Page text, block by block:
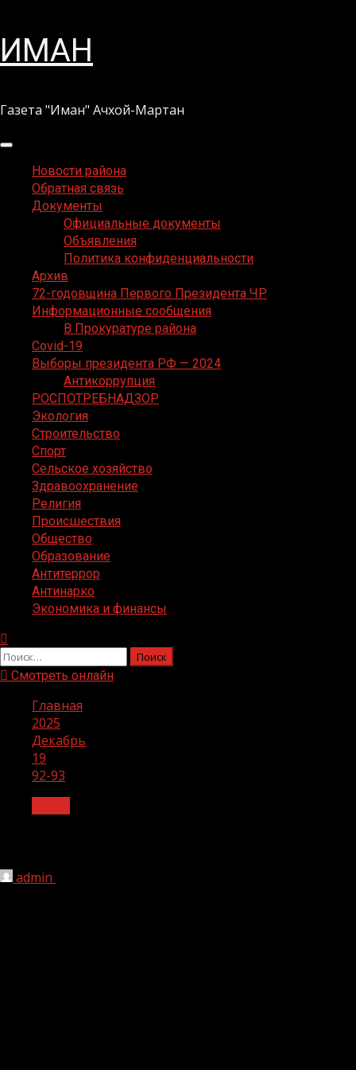
Перейти
кИМАН
Газета "Иман" Ачхой-Мартан
Основное
менюНовости района
Обратная связь
Документы
Официальные документы
Объявления
Политика конфиденциальности
Архив
72-годовщина Первого Президента ЧР
Информационные сообщения
В Прокуратуре района
Covid-19
Выборы президента РФ — 2024
Антикоррупция
РОСПОТРЕБНАДЗОР
Экология
Строительство
Спорт
Сельское хозяйство
Здравоохранение
Религия
Происшествия
Общество
Образование
Антитеррор
Антинарко
Экономика и финансы
Найти:
Смотреть онлайн
Главная
2025
Декабрь
19
92-93
admin